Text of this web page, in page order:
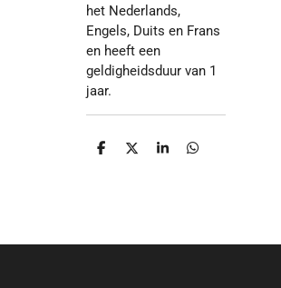
het Nederlands,
Engels, Duits en Frans
en heeft een
geldigheidsduur van 1
jaar.
D
D
S
D